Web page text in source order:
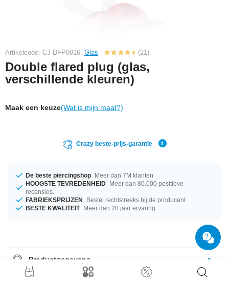
Artikelcode: CJ-DFP0016, Glas (21)
Double flared plug (glas,
verschillende kleuren)
Maak een keuze(Wat is mijn maat?)
Crazy beste-prijs-garantie
De beste piercingshop Meer dan 7M klanten
HOOGSTE TEVREDENHEID Meer dan 80.000 positieve
recensies.
FABRIEKSPRIJZEN
Bestel rechtstreeks bij de producent
BESTE KWALITEIT Meer dan 20 jaar ervaring
Productgegevens
De beschikbare diameters gaan van 6 mm tot 20 mm. Kies een kleur die